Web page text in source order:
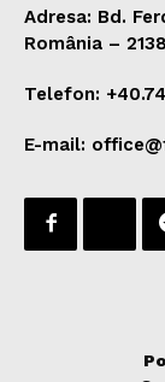
Adresa: Bd.
România –
Telefon:
E-mail: